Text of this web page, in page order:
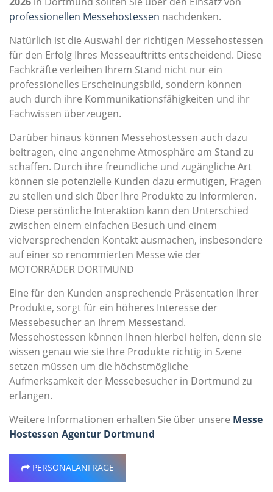
professionellen Messehostessen nachdenken.
Natürlich ist die Auswahl der richtigen Messehostessen
für den Erfolg Ihres Messeauftritts entscheidend. Diese
Fachkräfte verleihen Ihrem Stand nicht nur ein
professionelles Erscheinungsbild, sondern können
auch durch ihre Kommunikationsfähigkeiten und ihr
Fachwissen überzeugen.
Darüber hinaus können Messehostessen auch dazu
beitragen, eine angenehme Atmosphäre am Stand zu
schaffen. Durch ihre freundliche und zugängliche Art
können sie potenzielle Kunden dazu ermutigen, Fragen
zu stellen und sich über Ihre Produkte zu informieren.
Diese persönliche Interaktion kann den Unterschied
zwischen einem einfachen Besuch und einem
vielversprechenden Kontakt ausmachen, insbesondere
auf einer so renommierten Messe wie der
MOTORRÄDER DORTMUND
Eine für den Kunden ansprechende Präsentation Ihrer
Produkte, sorgt für ein höheres Interesse der
Messebesucher an Ihrem Messestand.
Messehostessen können Ihnen hierbei helfen, denn sie
wissen genau wie sie Ihre Produkte richtig in Szene
setzen müssen um die höchstmögliche
Aufmerksamkeit der Messebesucher in Dortmund zu
erlangen.
Weitere Informationen erhalten Sie über unsere Messe
Hostessen Agentur Dortmund
PERSONALANFRAGE